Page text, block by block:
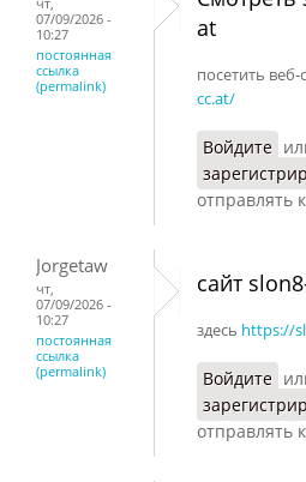
07/09/2026 -
10:27
постоянная
ссылка
(permalink)
at
посетить веб-
cc.at/
Войдите
отправлять
Jorgetaw
чт,
07/09/2026 -
10:27
постоянная
ссылка
(permalink)
сайт
здесь https://
Войдите
отправлять